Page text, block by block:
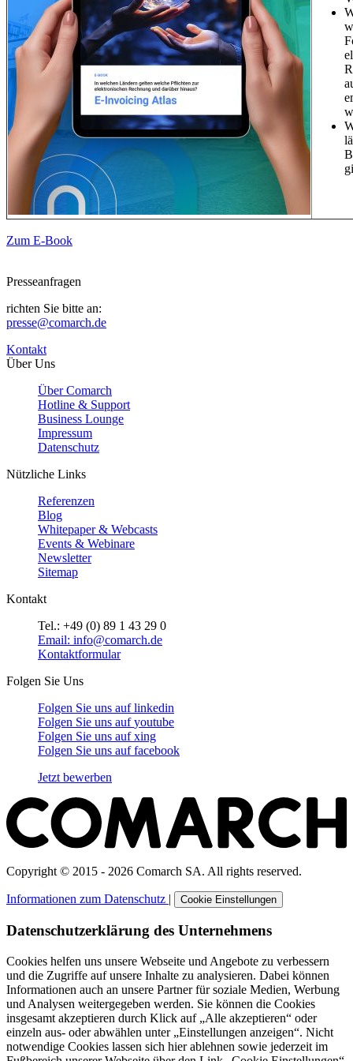
Zum E-Book
Presseanfragen
richten Sie bitte an:
presse@comarch.de
Kontakt
Über Uns
Über Comarch
Hotline & Support
Business Lounge
Impressum
Datenschutz
Nützliche Links
Referenzen
Blog
Whitepaper & Webcasts
Events & Webinare
Newsletter
Sitemap
Kontakt
Tel.: +49 (0) 89 1 43 29 0
Email: info@comarch.de
Kontaktformular
Folgen Sie Uns
Folgen Sie uns auflinkedin
Folgen Sie uns aufyoutube
Folgen Sie uns aufxing
Folgen Sie uns auffacebook
Jetzt bewerben
Copyright © 2015 - 2026 Comarch SA. All rights reserved.
Informationen zum Datenschutz | Cookie Einstellungen
Datenschutzerklärung des Unternehmens
Cookies helfen uns unsere Webseite und Angebote zu verbessern
und die Zugriffe auf unsere Inhalte zu analysieren. Dabei können
Informationen auch an unsere Partner für soziale Medien, Werbung
und Analysen weitergegeben werden. Sie können die Cookies
insgesamt akzeptieren durch Klick auf „Alle akzeptieren“ oder
einzeln aus- oder abwählen unter „Einstellungen anzeigen“. Nicht
notwendige Cookies lassen sich hier ablehnen sowie jederzeit im